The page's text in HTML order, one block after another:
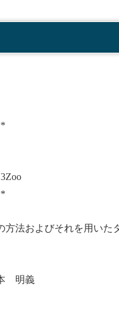
法およびそれを用いた
明義